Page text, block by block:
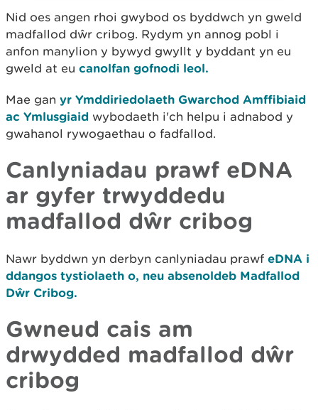
Nid oes angen rhoi gwybod os byddwch yn gweld
madfallod dŵr cribog. Rydym yn annog pobl i
anfon manylion y bywyd gwyllt y byddant yn eu
gweld at eu canolfan gofnodi leol.
Mae gan yr Ymddiriedolaeth Gwarchod Amffibiaid
ac Ymlusgiaid wybodaeth i'ch helpu i adnabod y
gwahanol rywogaethau o fadfallod.
Canlyniadau prawf eDNA
ar gyfer trwyddedu
madfallod dŵr cribog
Nawr byddwn yn derbyn canlyniadau prawf eDNA i
ddangos tystiolaeth o, neu absenoldeb Madfallod
Dŵr Cribog.
Gwneud cais am
drwydded madfallod dŵr
cribog